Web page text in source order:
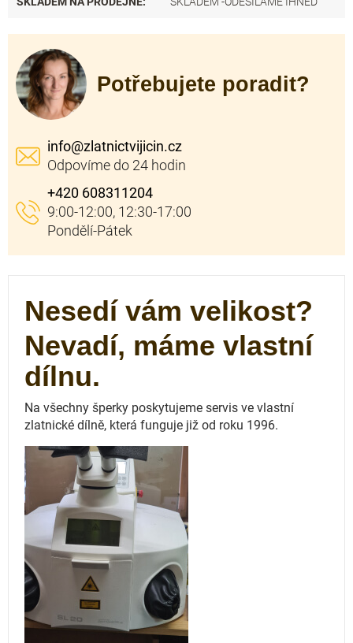
Potřebujete poradit?
info@zlatnictvijicin.cz
+420 608311204
Nesedí vám velikost?
Nevadí, máme vlastní
dílnu.
Na všechny šperky poskytujeme servis ve vlastní
zlatnické dílně, která funguje již od roku 1996.